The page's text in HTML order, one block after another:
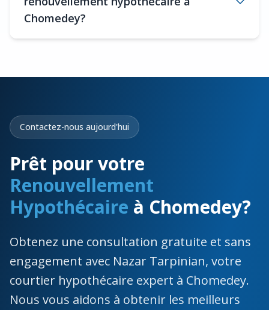
Chomedey?
Contactez-nous aujourd'hui
Prêt pour votre
Renouvellement
Hypothécaire à Chomedey?
Obtenez une consultation gratuite et sans
engagement avec Nazar Tarpinian, votre
courtier hypothécaire expert à Chomedey.
Nous vous aidons à obtenir les meilleurs